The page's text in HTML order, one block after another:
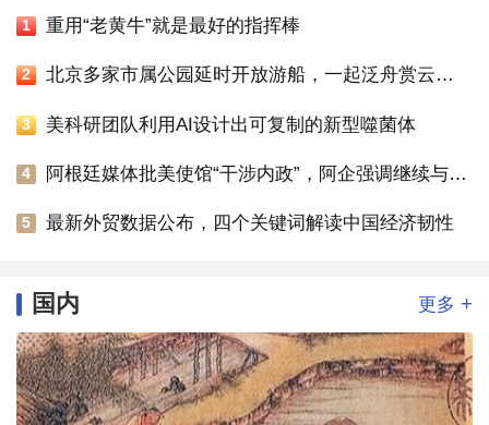
1 重用“老黄牛”就是最好的指挥棒
2 北京多家市属公园延时开放游船，一起泛舟赏云霞！
3 美科研团队利用AI设计出可复制的新型噬菌体
4 阿根廷媒体批美使馆“干涉内政”，阿企强调继续与中企合作
5 最新外贸数据公布，四个关键词解读中国经济韧性
国内 更多 +